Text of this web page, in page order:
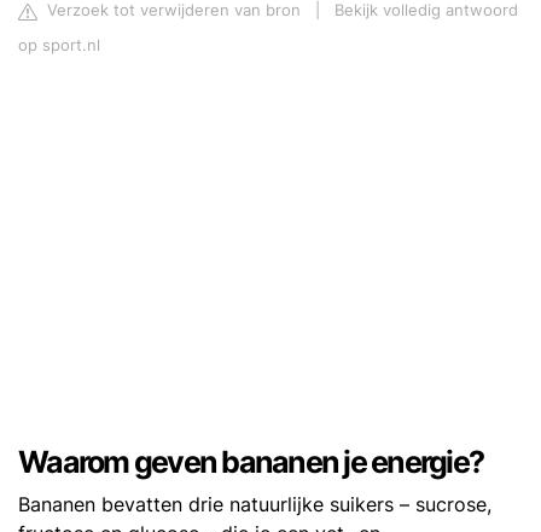
Verzoek tot verwijderen van bron
Bekijk volledig antwoord
op sport.nl
Waarom geven bananen je energie?
Bananen bevatten drie natuurlijke suikers – sucrose,